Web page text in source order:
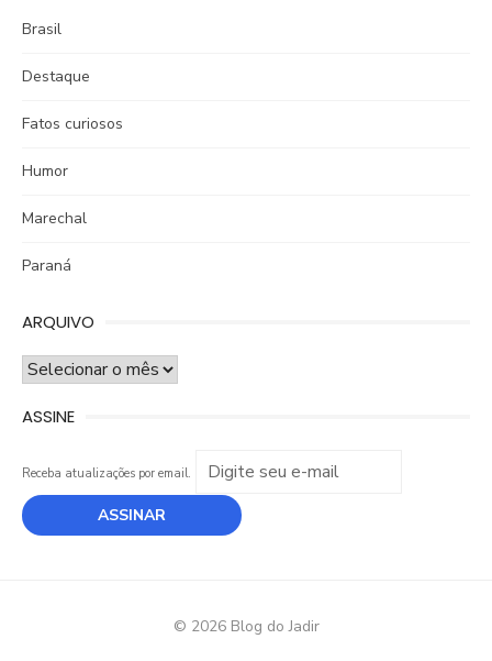
Brasil
Destaque
Fatos curiosos
Humor
Marechal
Paraná
ARQUIVO
ARQUIVO
ASSINE
Receba atualizações por email.
© 2026 Blog do Jadir